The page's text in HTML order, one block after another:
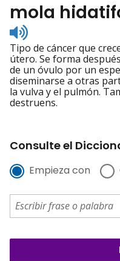
mola
Listen
to
pronunciation
Tipo de cáncer que
útero. Se forma
de un óvulo por un
diseminarse a otras
la vulva y el pulmón.
destruens.
Consulte el
Empieza con